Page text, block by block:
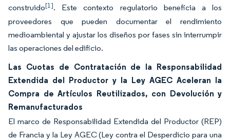
construido[1]. Este contexto regulatorio beneficia a los
proveedores que pueden documentar el rendimiento
medioambiental y ajustar los diseños por fases sin interrumpir
las operaciones del edificio.
Las Cuotas de Contratación de la Responsabilidad
Extendida del Productor y la Ley AGEC Aceleran la
Compra de Artículos Reutilizados, con Devolución y
Remanufacturados
El marco de Responsabilidad Extendida del Productor (REP)
de Francia y la Ley AGEC (Ley contra el Desperdicio para una